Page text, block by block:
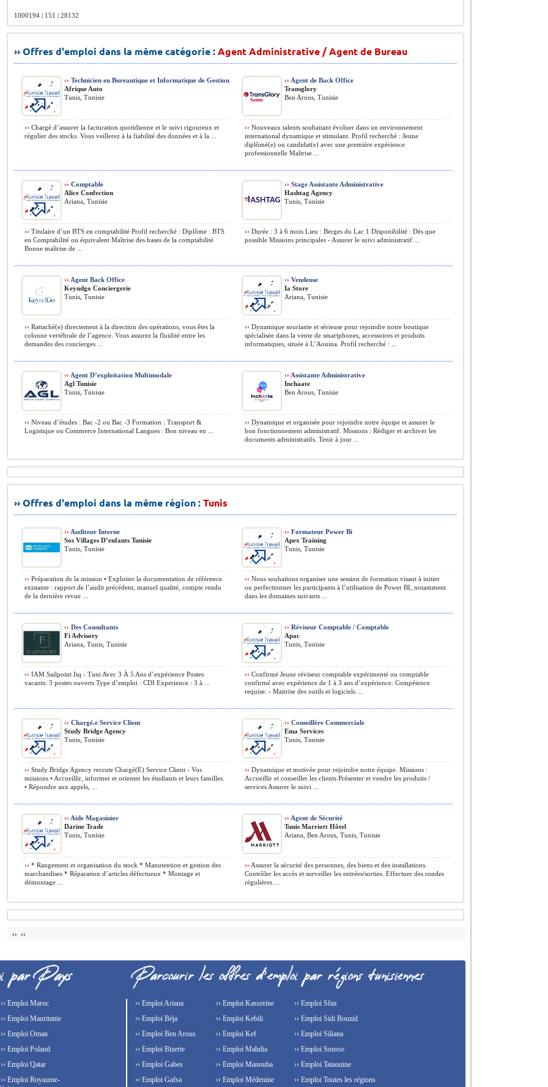
1000194 | 151 | 28132
›› Offres d'emploi dans la même catégorie :Agent Administrative / Agent de Bureau
›› Technicien en Bureautique et Informatique de Gestion
Afrique Auto
Tunis, Tunisie
›› Chargé d’assurer la facturation quotidienne et le suivi rigoureux et
régulier des stocks. Vous veillerez à la fiabilité des données et à la ...
›› Agent de Back Office
Transglory
Ben Arous, Tunisie
›› Nouveaux talents souhaitant évoluer dans un environnement
international dynamique et stimulant. Profil recherché : Jeune
diplômé(e) ou candidat(e) avec une première expérience
professionnelle Maîtrise ...
›› Comptable
Alice Confection
Ariana, Tunisie
›› Titulaire d’un BTS en comptabilité Profil recherché : Diplôme : BTS
en Comptabilité ou équivalent Maîtrise des bases de la comptabilité
Bonne maîtrise de ...
›› Stage Assistante Administrative
Hashtag Agency
Tunis, Tunisie
›› Durée : 3 à 6 mois Lieu : Berges du Lac 1 Disponibilité : Dès que
possible Missions principales - Assurer le suivi administratif ...
›› Agent Back Office
Keyndgo Conciergerie
Tunis, Tunisie
›› Rattaché(e) directement à la direction des opérations, vous êtes la
colonne vertébrale de l’agence. Vous assurez la fluidité entre les
demandes des concierges ...
›› Vendeuse
Ia Store
Ariana, Tunisie
›› Dynamique souriante et sérieuse pour rejoindre notre boutique
spécialisée dans la vente de smartphones, accessoires et produits
informatiques, située à L’Aouina. Profil recherché : ...
›› Agent D’exploitation Multimodale
Agl Tunisie
Tunis, Tunisie
›› Niveau d’études : Bac ›2 ou Bac ›3 Formation : Transport &
Logistique ou Commerce International Langues : Bon niveau en ...
›› Assistante Administrative
Inchaate
Ben Arous, Tunisie
›› Dynamique et organisée pour rejoindre notre équipe et assurer le
bon fonctionnement administratif. Missions : Rédiger et archiver les
documents administratifs. Tenir à jour ...
›› Offres d'emploi dans la même région :Tunis
›› Auditeur Interne
Sos Villages D’enfants Tunisie
Tunis, Tunisie
›› Préparation de la mission • Exploiter la documentation de référence
existante : rapport de l’audit précédent, manuel qualité, compte rendu
de la dernière revue ...
›› Formateur Power Bi
Apex Training
Tunis, Tunisie
›› Nous souhaitons organiser une session de formation visant à initier
ou perfectionner les participants à l’utilisation de Power BI, notamment
dans les domaines suivants ...
›› Des Consultants
Fi Advisory
Ariana, Tunis, Tunisie
›› IAM Sailpoint Iiq - Tuni Avec 3 À 5 Ans d’expérience Postes
vacants: 3 postes ouverts Type d’emploi : CDI Experience : 3 à ...
›› Réviseur Comptable / Comptable
Apac
Tunis, Tunisie
›› Confirmé Jeune réviseur comptable expérimenté ou comptable
confirmé avec expérience de 1 à 3 ans d’expérience: Compétence
requise: - Maitrise des outils et logiciels ...
›› Chargé.e Service Client
Study Bridge Agency
Tunis, Tunisie
›› Study Bridge Agency recrute Chargé(E) Service Client › Vos
missions • Accueillir, informer et orienter les étudiants et leurs familles.
• Répondre aux appels, ...
›› Conseillère Commerciale
Ema Services
Tunis, Tunisie
›› Dynamique et motivée pour rejoindre notre équipe. Missions :
Accueillir et conseiller les clients Présenter et vendre les produits /
services Assurer le suivi ...
›› Aide Magasinier
Darine Trade
Tunis, Tunisie
›› * Rangement et organisation du stock * Manutention et gestion des
marchandises * Réparation d’articles défectueux * Montage et
démontage ...
›› Agent de Sécurité
Tunis Marriott Hôtel
Ariana, Ben Arous, Tunis, Tunisie
›› Assurer la sécurité des personnes, des biens et des installations.
Contrôler les accès et surveiller les entrées/sorties. Effectuer des rondes
régulières ...
›› ››
›› Emploi Maroc
›› Emploi Mauritanie
›› Emploi Oman
›› Emploi Poland
›› Emploi Qatar
›› Emploi Royaume-
›› Emploi Ariana
›› Emploi Béja
›› Emploi Ben Arous
›› Emploi Bizerte
›› Emploi Gabes
›› Emploi Gafsa
›› Emploi Kasserine
›› Emploi Kebili
›› Emploi Kef
›› Emploi Mahdia
›› Emploi Manouba
›› Emploi Médenine
›› Emploi Sfax
›› Emploi Sidi Bouzid
›› Emploi Siliana
›› Emploi Sousse
›› Emploi Tataouine
›› Emploi Toutes les régions